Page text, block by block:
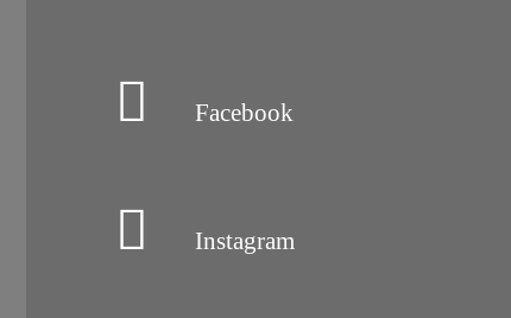
Facebook
Instagram